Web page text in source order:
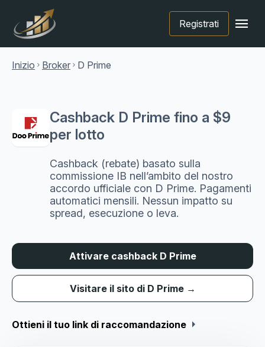
Registrati menu
Inizio chevron_right Broker chevron_right D Prime
Cashback D Prime fino a $9
per lotto
Cashback (rebate) basato sulla
commissione IB nell’ambito del nostro
accordo ufficiale con D Prime. Pagamenti
automatici mensili. Nessun impatto su
spread, esecuzione o leva.
Attivare cashback D Prime
Visitare il sito di D Prime →
Ottieni il tuo link di raccomandazione arrow_right